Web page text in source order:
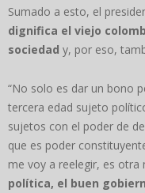
Sumado a esto, el
dignifica el viejo
sociedad y, por eso,
“No solo es dar un bono
tercera edad sujeto
sujetos con el poder de
que es poder
me voy a reelegir, es otra
política, el buen